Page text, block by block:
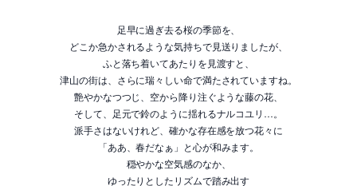
足早に過ぎ去る桜の季節を、
どこか急かされるような気持ちで見送りましたが、
ふと落ち着いてあたりを見渡すと、
津山の街は、さらに瑞々しい命で満たされていますね。
艶やかなつつじ、空から降り注ぐような藤の花、
そして、足元で鈴のように揺れるナルコユリ…。
派手さはないけれど、確かな存在感を放つ花々に
「ああ、春だなぁ」と心が和みます。
穏やかな空気感のなか、
ゆったりとしたリズムで踏み出す